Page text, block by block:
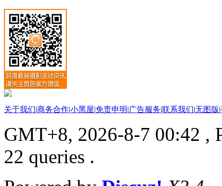
关于我们|商务合作|小黑屋|免责申明|广告服务|联系我们|无图版|
GMT+8, 2026-8-7 00:42 ,
22 queries .